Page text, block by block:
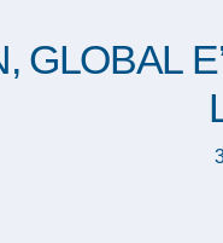
GLOBAL